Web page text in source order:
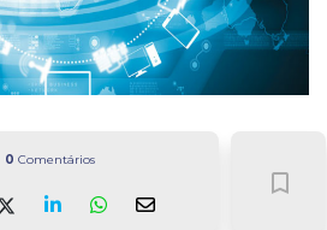
0 Comentários
bookmark_border